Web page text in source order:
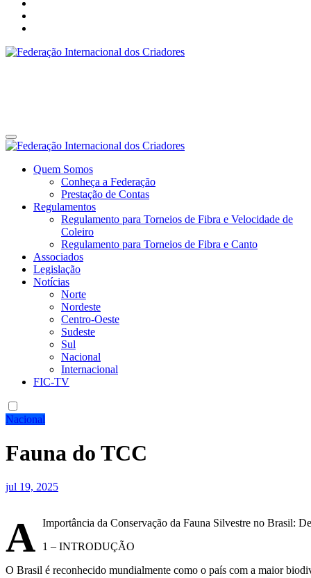
Site da Federação Internacional dos Criadores de Pássaros
Quem Somos
Conheça a Federação
Prestação de Contas
Regulamentos
Regulamento para Torneios de Fibra e Velocidade de
Coleiro
Regulamento para Torneios de Fibra e Canto
Associados
Legislação
Notícias
Norte
Nordeste
Centro-Oeste
Sudeste
Sul
Nacional
Internacional
FIC-TV
Nacional
Fauna do TCC
jul 19, 2025
A Importância da Conservação da Fauna Silvestre no Brasil:
1 – INTRODUÇÃO
O Brasil é reconhecido mundialmente como o país com a maior